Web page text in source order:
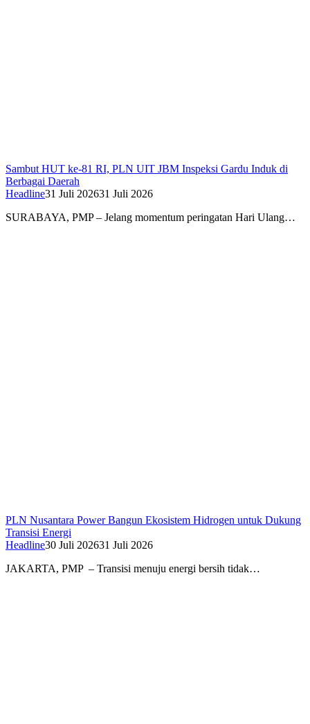
Sambut HUT ke-81 RI, PLN UIT JBM Inspeksi Gardu Induk di
Berbagai Daerah
Headline31 Juli 202631 Juli 2026
SURABAYA, PMP – Jelang momentum peringatan Hari Ulang…
PLN Nusantara Power Bangun Ekosistem Hidrogen untuk Dukung
Transisi Energi
Headline30 Juli 202631 Juli 2026
JAKARTA, PMP – Transisi menuju energi bersih tidak…